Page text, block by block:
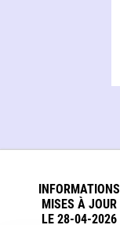
INFORMATIONS
MISES À JOUR
LE 28-04-2026